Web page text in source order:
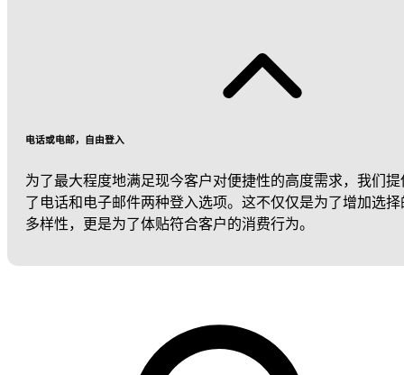
电话或电邮，自由登入
为了最大程度地满足现今客户对便捷性的高度需求，我们提
了电话和电子邮件两种登入选项。这不仅仅是为了增加选择
多样性，更是为了体贴符合客户的消费行为。